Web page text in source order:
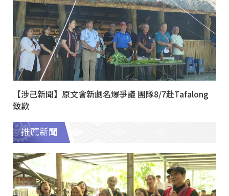
【涉己新聞】原文會新劇名爆爭議 團隊8/7赴Tafalong
致歉
推薦新聞